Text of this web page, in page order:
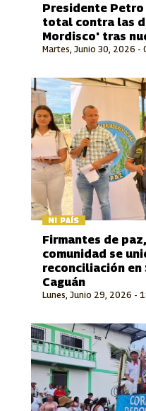
Martes, Junio 30, 2026 -
Presidente
total contra las
Mordisco' tras
MI PAÍS
Lunes, Junio 29, 2026 -
Firmantes de
comunidad se
reconciliación en
Caguán